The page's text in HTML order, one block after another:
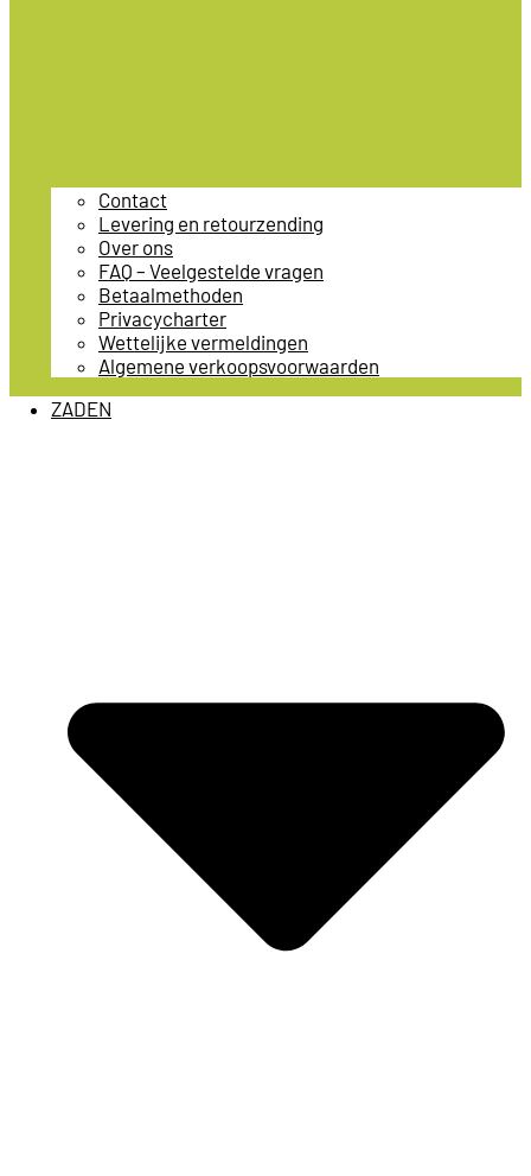
Contact
Levering en retourzending
Over ons
FAQ – Veelgestelde vragen
Betaalmethoden
Privacycharter
Wettelijke vermeldingen
Algemene verkoopsvoorwaarden
ZADEN